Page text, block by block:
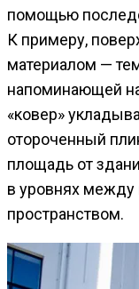
помощью
К примеру,
материалом —
напоминающей
«ковер»
отороченный
площадь от
в уровнях
пространством.